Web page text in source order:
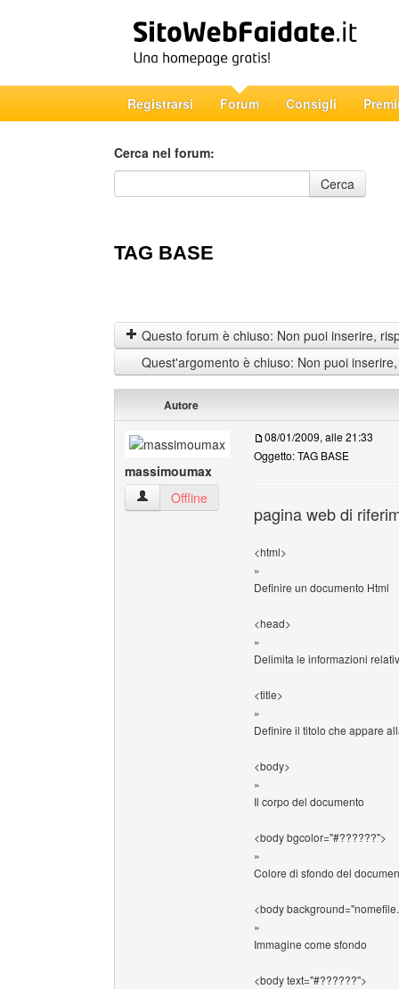
Registrarsi Forum Consigli
Cerca nel forum:
Cerca nel forum
Cerca
TAG BASE
Questo forum è chiuso: Non puoi inserire,
Quest'argomento è chiuso: Non puoi
Autore
massimoumax
massimoumax Profilo
Offline
08/01/2009, alle 21:33
Oggetto: TAG BASE
pagina web di
<html>
»
Definire un documento Html
<head>
»
Delimita le informazioni
<title>
»
Definire il titolo che appare
<body>
»
Il corpo del documento
<body bgcolor="#??????">
»
Colore di sfondo del
<body
»
Immagine come sfondo
<body text="#??????">